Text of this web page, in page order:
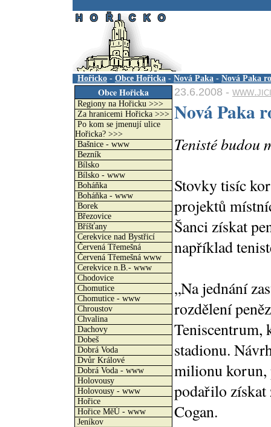
Hořicko - Obce Hořicka - Nová Paka - Nová Paka
Obce Hořicka
Regiony na Hořicku >>>
Za hranicemi Hořicka >>>
Po kom se jmenují ulice
Hořicka? >>>
Bašnice - www
Bezník
Bílsko
Bílsko - www
Boháňka
Boháňka - www
Borek
Březovice
Bříšťany
Cerekvice nad Bystřicí
Červená Třemešná
Červená Třemešná www
Cerekvice n.B.- www
Chodovice
Chomutice
Chomutice - www
Chroustov
Chvalina
Dachovy
Dobeš
Dobrá Voda
Dvůr Králové
Dobrá Voda - www
Holovousy
Holovousy - www
Hořice
Hořice MěÚ - www
Jeníkov
23.6.2008 -
Nová Paka
Tenisté budou
Stovky tisíc
projektů
Šanci získat
například
„Na jednání
rozdělení
Teniscentrum,
stadionu.
milionu korun,
podařilo získat
Cogan.